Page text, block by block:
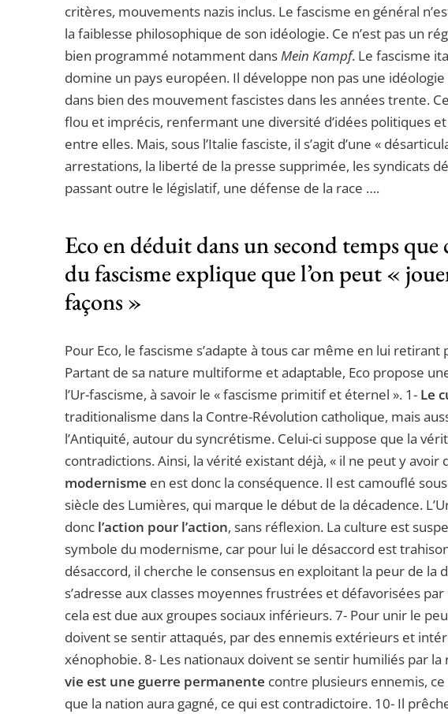
critères, mouvements nazis inclus. Le fascisme en général
la faiblesse philosophique de son idéologie. Ce n’est pas un
bien programmé notamment dansMein Kampf. Le fascisme
domine un pays européen. Il développe non pas une
dans bien des mouvement fascistes dans les années trente.
flou et imprécis, renfermant une diversité d’idées politiques
entre elles. Mais, sous l’Italie fasciste, il s’agit d’une «
arrestations, la liberté de la presse supprimée, les syndicats
passant outre le législatif, une défense de la race ….
Eco en déduit dans un second temps
du fascisme explique que l’on peut «
façons »
Pour Eco, le fascisme s’adapte à tous car même en lui
Partant de sa nature multiforme et adaptable, Eco propose
l’Ur-fascisme, à savoir le « fascisme primitif et éternel ». 1- Le
traditionalisme dans la Contre-Révolution catholique, mais
l’Antiquité, autour du syncrétisme. Celui-ci suppose que la
contradictions. Ainsi, la vérité existant déjà, « il ne peut y avoir
modernisme en est donc la conséquence. Il est camouflé
siècle des Lumières, qui marque le début de la décadence.
donc l’action pour l’action, sans réflexion. La culture est
symbole du modernisme, car pour lui le désaccord est
désaccord, il cherche le consensus en exploitant la peur de la
s’adresse aux classes moyennes frustrées et défavorisées
cela est due aux groupes sociaux inférieurs. 7- Pour unir le
doivent se sentir attaqués, par des ennemis extérieurs et
xénophobie. 8- Les nationaux doivent se sentir humiliés par
vie est une guerre permanente contre plusieurs ennemis,
que la nation aura gagné, ce qui est contradictoire. 10- Il